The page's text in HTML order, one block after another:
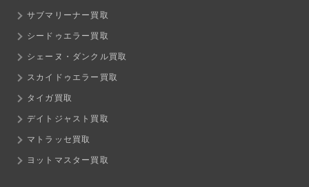
サブマリーナー買取
シードゥエラー買取
シェーヌ・ダンクル買取
スカイドゥエラー買取
タイガ買取
デイトジャスト買取
マトラッセ買取
ヨットマスター買取